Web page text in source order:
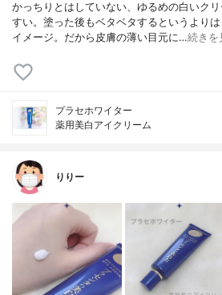
かっちりとはしていない、ゆるめの白いク
すい。塗った後もベタベタするというより
イメージ。だから皮膚の薄い目元に…続きを
プラセホワイター
薬用美白アイクリーム
りりー